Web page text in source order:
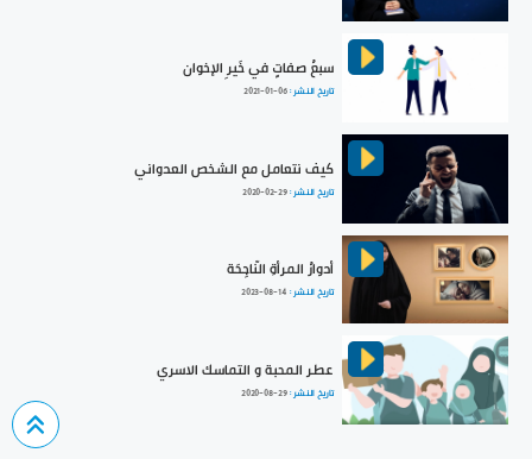
سبعُ صفاتٍ في خَيرِ الإخوان
تاريخ النشر :2021-01-06
كيف نتعامل مع الشخص العدواني
تاريخ النشر :2020-02-29
أدوارُ المرأةِ النّاجِحَة
تاريخ النشر : 2023-08-14
عطر المحبة و التماسك الاسري
تاريخ النشر :2020-08-29